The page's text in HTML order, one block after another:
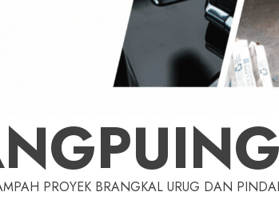
PROYEK BRANGKAL URUG DAN